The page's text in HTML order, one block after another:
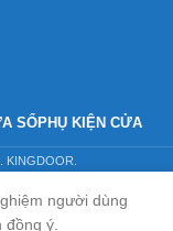
SỔPHỤ KIỆN CỬA
. KINGDOOR.
người dùng
ý.